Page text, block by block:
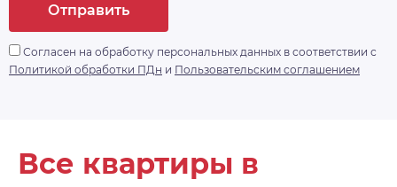
Отправить
Согласен на обработку персональных данных в соответствии с
Политикой обработки ПДн и Пользовательским соглашением
Все квартиры в